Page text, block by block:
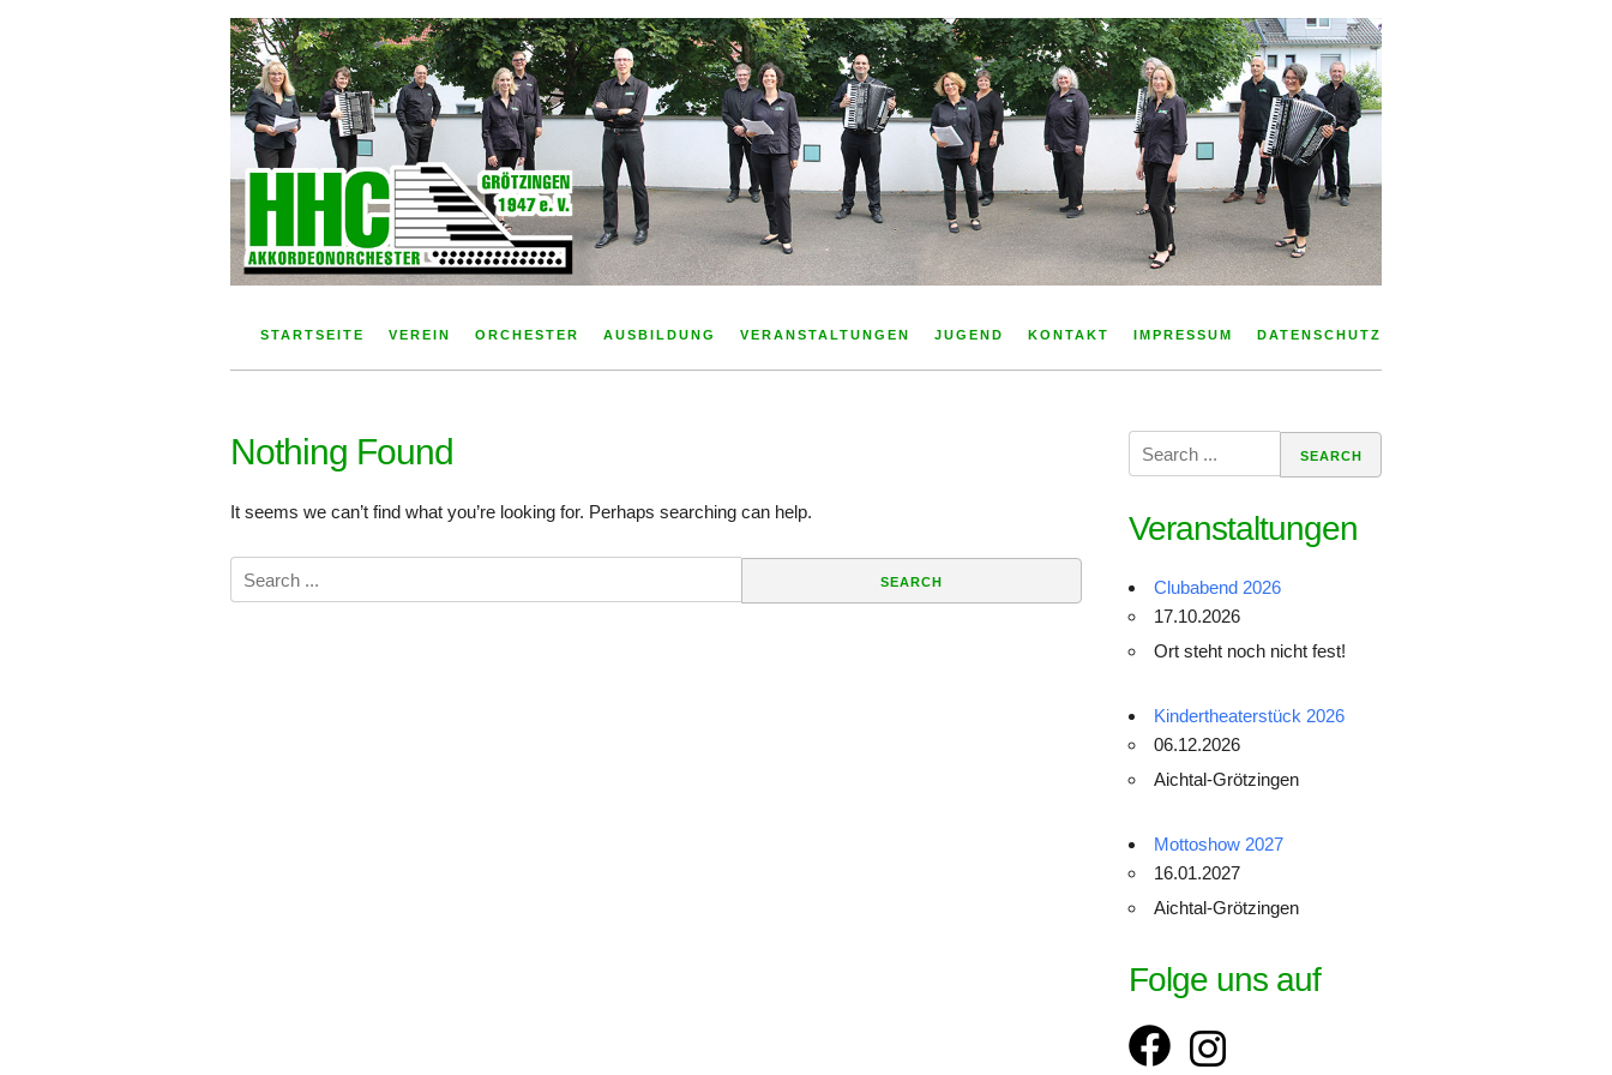
HHC Akkordeonorchester Grötzingen e. V.
STARTSEITE VEREIN ORCHESTER AUSBILDUNG VERANSTALTUNGEN JUGEND KONTAKT IMPRESSUM DATENSCHUTZ
Nothing Found
It seems we can’t find what you’re looking for. Perhaps searching can help.
Search
for:
Search
for:
Veranstaltungen
Clubabend 2026
17.10.2026
Ort steht noch nicht fest!
Kindertheaterstück 2026
06.12.2026
Aichtal-Grötzingen
Mottoshow 2027
16.01.2027
Aichtal-Grötzingen
Folge uns auf